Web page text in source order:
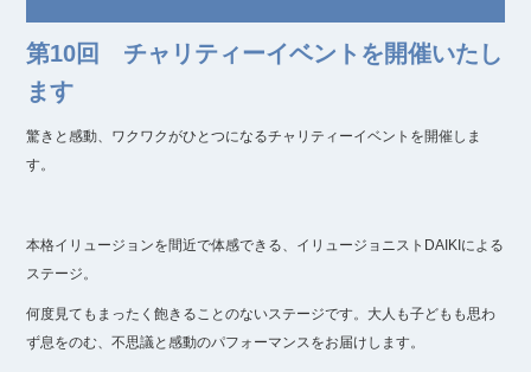
第10回 チャリティーイベントを開催いたし
ます
驚きと感動、ワクワクがひとつになるチャリティーイベントを開催しま
す。
本格イリュージョンを間近で体感できる、イリュージョニストDAIKIによる
ステージ。
何度見てもまったく飽きることのないステージです。大人も子どもも思わ
ず息をのむ、不思議と感動のパフォーマンスをお届けします。